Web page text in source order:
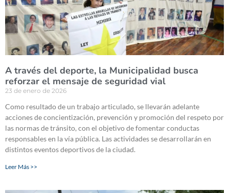
A través del deporte, la Municipalidad busca
reforzar el mensaje de seguridad vial
23 de enero de 2026
Como resultado de un trabajo articulado, se llevarán adelante
acciones de concientización, prevención y promoción del respeto por
las normas de tránsito, con el objetivo de fomentar conductas
responsables en la vía pública. Las actividades se desarrollarán en
distintos eventos deportivos de la ciudad.
Leer Más >>